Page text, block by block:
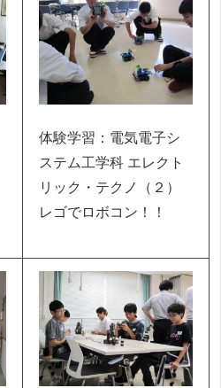
体験学習：電気電子シ
ステム工学科 エレクト
リック・テクノ（２）
レゴでロボコン！！